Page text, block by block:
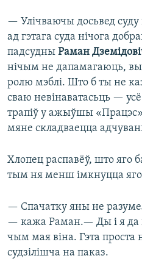
— Улічваючы досьвед суду
ад гэтага суда нічога
падсудны Раман
нічым не дапамагаюць,
ролю мэблі. Што б ты не
сваю невінаватасьць —
трапіў у ажыўшы «Працэс»
мяне складваецца
Хлопец распавёў, што яго
тым ня менш імкнуцца яго
— Спачатку яны не
— кажа Раман.— Ды і я да
чым мая віна. Гэта проста
судзілішча на паказ.